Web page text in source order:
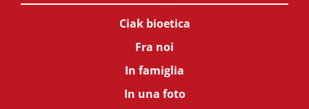
Ciak bioetica
Fra noi
In famiglia
In una foto